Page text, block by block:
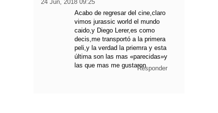
24 Jun, 2018 09:25
Acabo de regresar del cine,claro
vimos jurassic world el mundo
caido,y Diego Lerer,es como
decis,me transportó a la primera
peli,y la verdad la priemra y esta
última son las mas «parecidas»y
las que mas me gustaronResponder